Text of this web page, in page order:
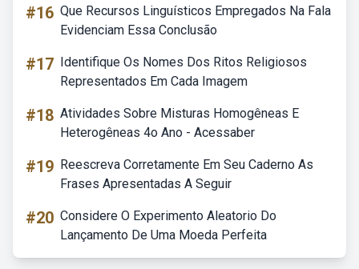
#16 Que Recursos Linguísticos Empregados Na Fala
Evidenciam Essa Conclusão
#17 Identifique Os Nomes Dos Ritos Religiosos
Representados Em Cada Imagem
#18 Atividades Sobre Misturas Homogêneas E
Heterogêneas 4o Ano - Acessaber
#19 Reescreva Corretamente Em Seu Caderno As
Frases Apresentadas A Seguir
#20 Considere O Experimento Aleatorio Do
Lançamento De Uma Moeda Perfeita